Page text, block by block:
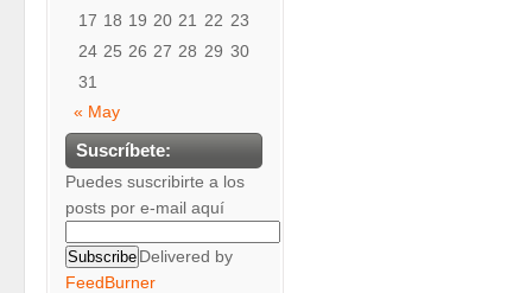
17 18 19 20 21 22 23
24 25 26 27 28 29 30
31
« May
Suscríbete:
Puedes suscribirte a los
posts por e-mail aquí
Delivered by
FeedBurner